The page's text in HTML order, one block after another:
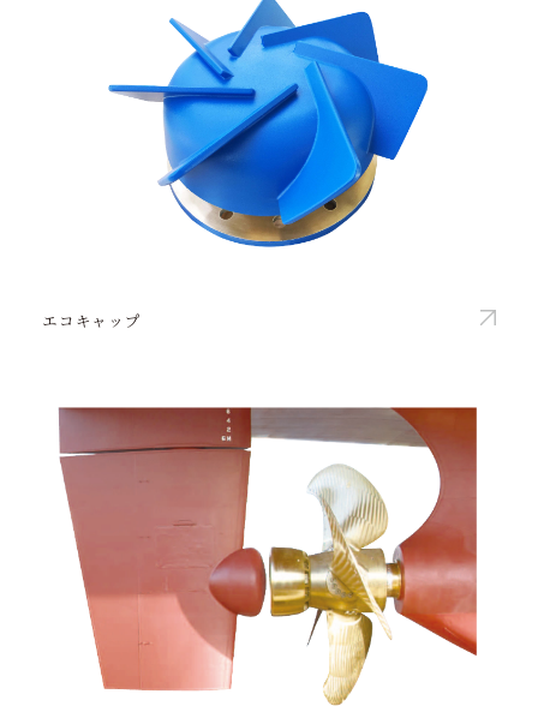
エコキャップ